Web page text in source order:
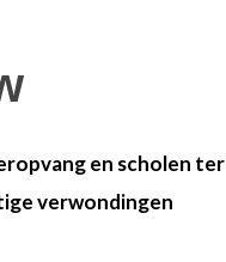
en scholen ter
verwondingen